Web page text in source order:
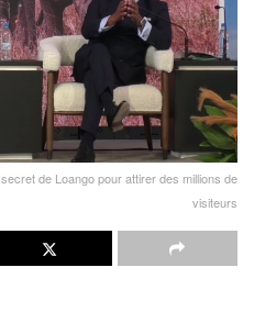
de Loango pour attirer des millions de
visiteurs